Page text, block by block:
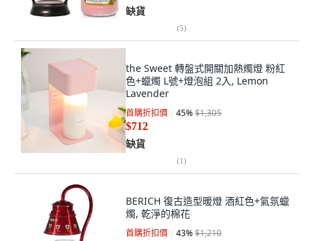
缺貨
(5)
the Sweet 轉盤式開關加熱燭燈 粉紅
色+蠟燭 L號+燈泡組 2入, Lemon
Lavender
首購折扣價 45%$1,305
$712
缺貨
(1)
BERICH 復古造型暖燈 酒紅色+氣氛蠟
燭, 乾淨的棉花
首購折扣價 43%$1,210